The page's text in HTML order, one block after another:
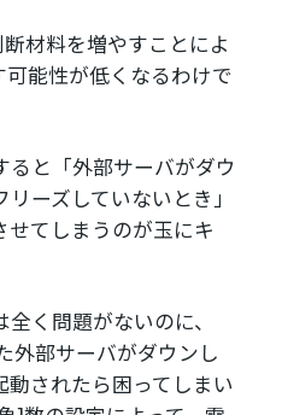
材料を増やすことによ
能性が低くなるわけで
と「外部サーバがダウ
ーズしていないとき」
せてしまうのが玉にキ
く問題がないのに、
外部サーバがダウンし
されたら困ってしまい